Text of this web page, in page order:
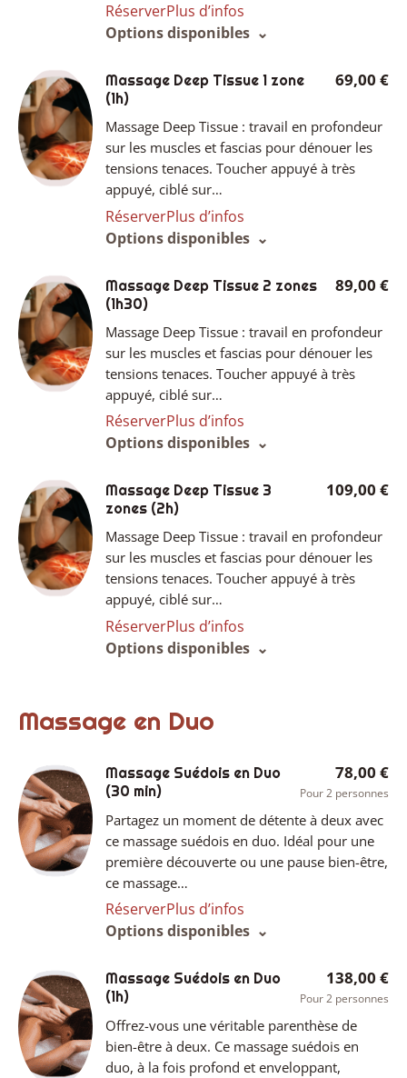
RéserverPlus d’infos
Options disponibles
Massage Deep Tissue 1 zone
(1h)
69,00 €
Massage Deep Tissue : travail en profondeur
sur les muscles et fascias pour dénouer les
tensions tenaces. Toucher appuyé à très
appuyé, ciblé sur…
RéserverPlus d’infos
Options disponibles
Massage Deep Tissue 2 zones
(1h30)
89,00 €
Massage Deep Tissue : travail en profondeur
sur les muscles et fascias pour dénouer les
tensions tenaces. Toucher appuyé à très
appuyé, ciblé sur…
RéserverPlus d’infos
Options disponibles
Massage Deep Tissue 3
zones (2h)
109,00 €
Massage Deep Tissue : travail en profondeur
sur les muscles et fascias pour dénouer les
tensions tenaces. Toucher appuyé à très
appuyé, ciblé sur…
RéserverPlus d’infos
Options disponibles
Massage en Duo
Massage Suédois en Duo
(30 min)
78,00 €
Pour 2 personnes
Partagez un moment de détente à deux avec
ce massage suédois en duo. Idéal pour une
première découverte ou une pause bien-être,
ce massage…
RéserverPlus d’infos
Options disponibles
Massage Suédois en Duo
(1h)
138,00 €
Pour 2 personnes
Offrez-vous une véritable parenthèse de
bien-être à deux. Ce massage suédois en
duo, à la fois profond et enveloppant,